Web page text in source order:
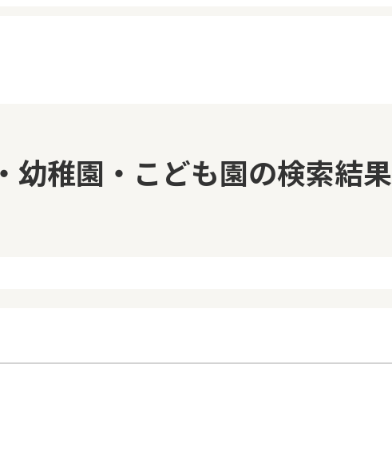
メッセージ
おすすめの園
幼稚園・こども園の検索結果